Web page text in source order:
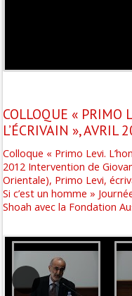
COLLOQUE « PRIMO
L’ÉCRIVAIN », AVRIL
Colloque « Primo Levi.
2012 Intervention de
Orientale), Primo Levi,
Si c’est un homme »
Shoah avec la Fondation